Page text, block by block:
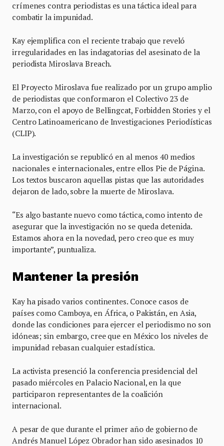
crímenes contra periodistas es una táctica ideal para
combatir la impunidad.
Kay ejemplifica con el reciente trabajo que reveló
irregularidades en las indagatorias del asesinato de la
periodista Miroslava Breach.
El Proyecto Miroslava fue realizado por un grupo amplio
de periodistas que conformaron el Colectivo 23 de
Marzo, con el apoyo de Bellingcat, Forbidden Stories y el
Centro Latinoamericano de Investigaciones Periodísticas
(CLIP).
La investigación se republicó en al menos 40 medios
nacionales e internacionales, entre ellos Pie de Página.
Los textos buscaron aquellas pistas que las autoridades
dejaron de lado, sobre la muerte de Miroslava.
“Es algo bastante nuevo como táctica, como intento de
asegurar que la investigación no se queda detenida.
Estamos ahora en la novedad, pero creo que es muy
importante”, puntualiza.
Mantener la presión
Kay ha pisado varios continentes. Conoce casos de
países como Camboya, en África, o Pakistán, en Asia,
donde las condiciones para ejercer el periodismo no son
idóneas; sin embargo, cree que en México los niveles de
impunidad rebasan cualquier estadística.
La activista presenció la conferencia presidencial del
pasado miércoles en Palacio Nacional, en la que
participaron representantes de la coalición
internacional.
A pesar de que durante el primer año de gobierno de
Andrés Manuel López Obrador han sido asesinados 10